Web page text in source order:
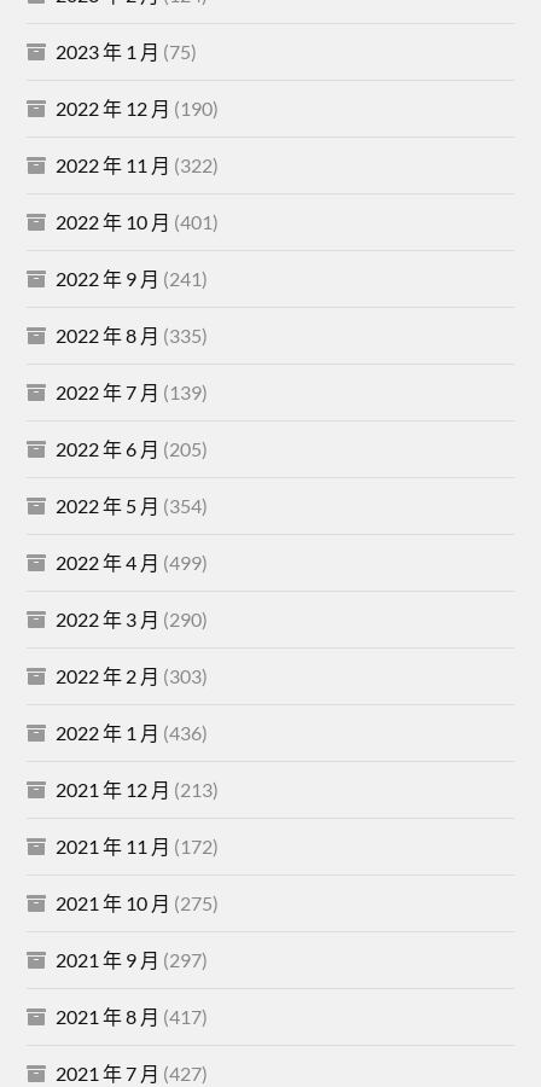
2023 年 1 月 (75)
2022 年 12 月 (190)
2022 年 11 月 (322)
2022 年 10 月 (401)
2022 年 9 月 (241)
2022 年 8 月 (335)
2022 年 7 月 (139)
2022 年 6 月 (205)
2022 年 5 月 (354)
2022 年 4 月 (499)
2022 年 3 月 (290)
2022 年 2 月 (303)
2022 年 1 月 (436)
2021 年 12 月 (213)
2021 年 11 月 (172)
2021 年 10 月 (275)
2021 年 9 月 (297)
2021 年 8 月 (417)
2021 年 7 月 (427)